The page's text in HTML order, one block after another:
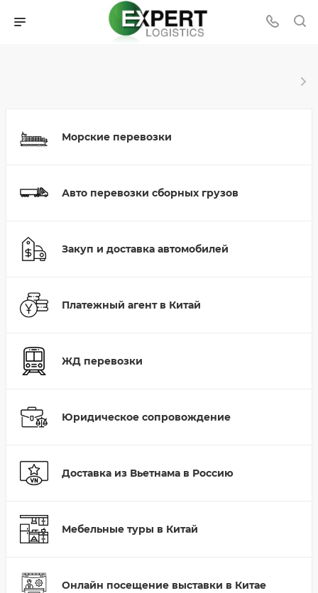
Морские перевозки
Авто перевозки сборных грузов
Закуп и доставка автомобилей
Платежный агент в Китай
ЖД перевозки
Юридическое сопровождение
Доставка из Вьетнама в Россию
Мебельные туры в Китай
Онлайн посещение выставки в Китае